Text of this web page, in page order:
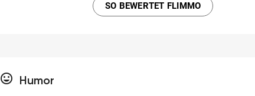
SO BEWERTET FLIMMO
tag_faces Humor